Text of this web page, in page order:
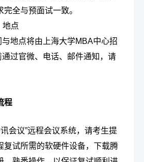
全与预面试一致。
地点
地点将由上海大学MBA中心招
过官微、电话、邮件通知，请
程
会议”远程会议系统，请考生提
复试所需的软硬件设备，下载腾